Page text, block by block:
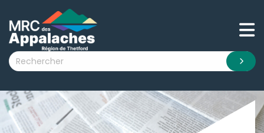
submenu (La MRC )
submenu (Citoyens )
submenu (Visiteurs )
submenu (Nouvelles )